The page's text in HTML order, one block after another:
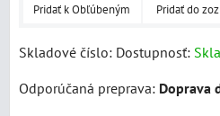
Pridať k Obľúbeným Pridať do
Skladové číslo: Dostupnosť:
Doprava